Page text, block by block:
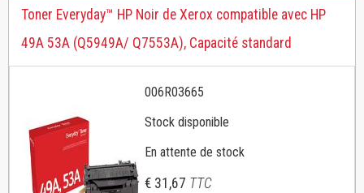
Toner Everyday™ HP Noir de Xerox compatible avec HP
49A 53A (Q5949A/ Q7553A), Capacité standard
006R03665
Stock disponible
En attente de stock
€ 31,67 TTC